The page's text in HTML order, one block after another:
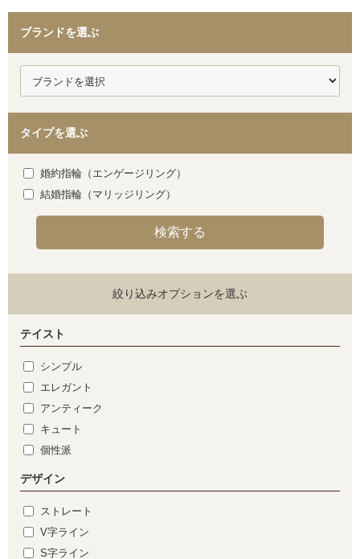
ブランドを選ぶ
タイプを選ぶ
婚約指輪（エンゲージリング）
結婚指輪（マリッジリング）
絞り込みオプションを選ぶ
テイスト
シンプル
エレガント
アンティーク
キュート
個性派
デザイン
ストレート
V字ライン
S字ライン